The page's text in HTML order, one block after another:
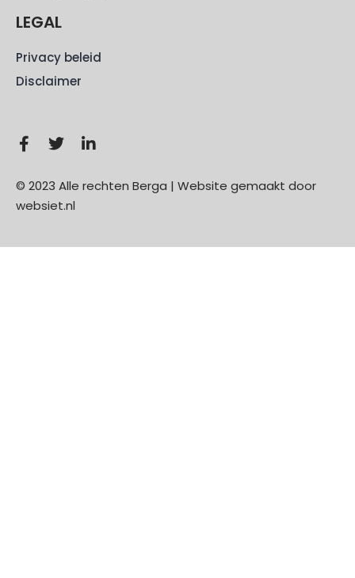
LEGAL
Privacy beleid
Disclaimer
© 2023 Alle rechten Berga | Website gemaakt door
websiet.nl